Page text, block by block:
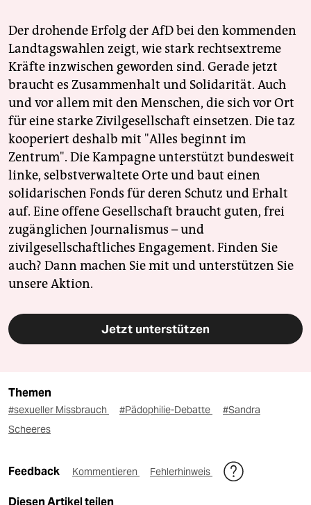
Der drohende Erfolg der AfD bei den kommenden
Landtagswahlen zeigt, wie stark rechtsextreme
Kräfte inzwischen geworden sind. Gerade jetzt
braucht es Zusammenhalt und Solidarität. Auch
und vor allem mit den Menschen, die sich vor Ort
für eine starke Zivilgesellschaft einsetzen. Die taz
kooperiert deshalb mit "Alles beginnt im
Zentrum". Die Kampagne unterstützt bundesweit
linke, selbstverwaltete Orte und baut einen
solidarischen Fonds für deren Schutz und Erhalt
auf. Eine offene Gesellschaft braucht guten, frei
zugänglichen Journalismus – und
zivilgesellschaftliches Engagement. Finden Sie
auch? Dann machen Sie mit und unterstützen Sie
unsere Aktion.
Jetzt unterstützen
Themen
#sexueller Missbrauch #Pädophilie-Debatte
#Sandra
Scheeres
Feedback Kommentieren Fehlerhinweis
Diesen Artikel teilen